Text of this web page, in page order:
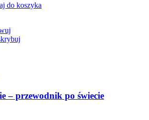
do koszyka
– przewodnik po świecie